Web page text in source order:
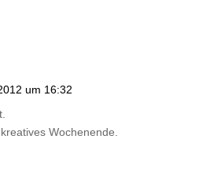
um 16:32
Wochenende.